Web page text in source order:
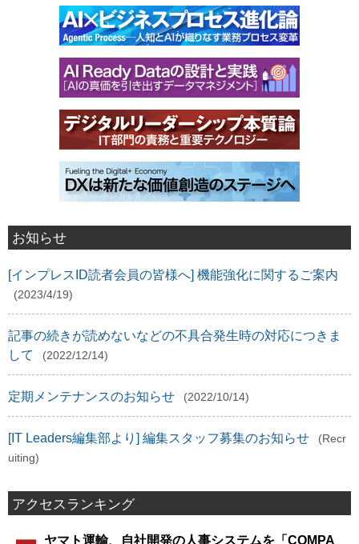
お知らせ
[インプレスID読者会員の皆様へ] 機能強化に関するご案内
(2023/4/19)
記事の続きが読めないなどの不具合発生時の対応につきま
して
(2022/12/14)
定期メンテナンスのお知らせ (2022/10/14)
[IT Leaders編集部より] 編集スタッフ募集のお知らせ
(Recr
uiting)
アクセスランキング
ヤマト運輸、自社開発の人事システムを「COMPA